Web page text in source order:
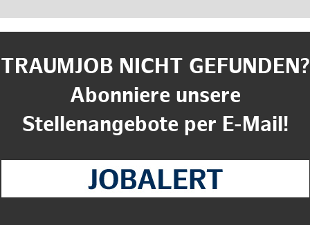
TRAUMJOB NICHT GEFUNDEN?
Abonniere unsere
Stellenangebote per E-Mail!